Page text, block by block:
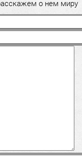
о нем миру